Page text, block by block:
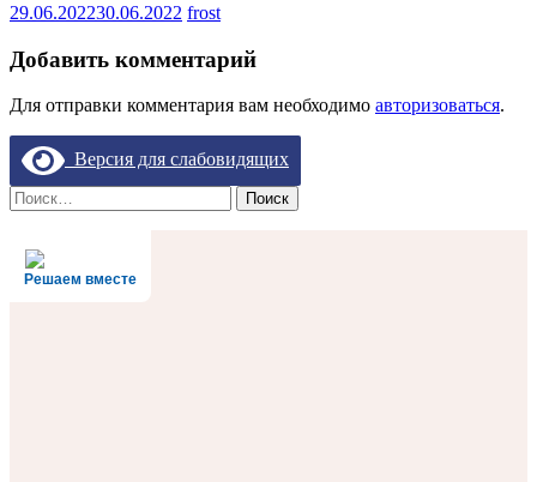
29.06.202230.06.2022 frost
Добавить комментарий
Для отправки комментария вам необходимо авторизоваться.
Версия для слабовидящих
Найти:
Решаем вместе